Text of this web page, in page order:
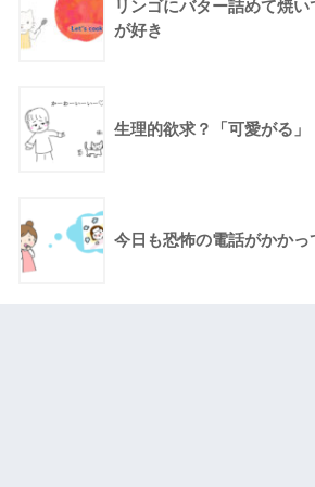
リンゴにバター詰めて焼い
が好き
生理的欲求？「可愛がる」
今日も恐怖の電話がかかっ